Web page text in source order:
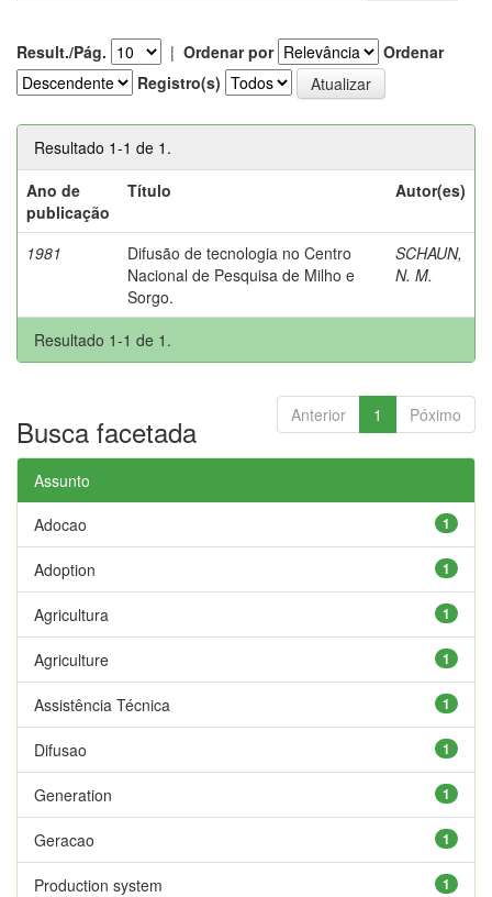
Result./Pág. | Ordenar por
Ordenar
Registro(s)
Resultado 1-1 de 1.
Ano de
publicação
Título Autor(es)
1981
Difusão de tecnologia no Centro
Nacional de Pesquisa de Milho e
Sorgo.
SCHAUN,
N. M.
Resultado 1-1 de 1.
Anterior 1 Póximo
Busca facetada
Assunto
1
Adocao
1
Adoption
1
Agricultura
1
Agriculture
1
Assistência Técnica
1
Difusao
1
Generation
1
Geracao
1
Production system